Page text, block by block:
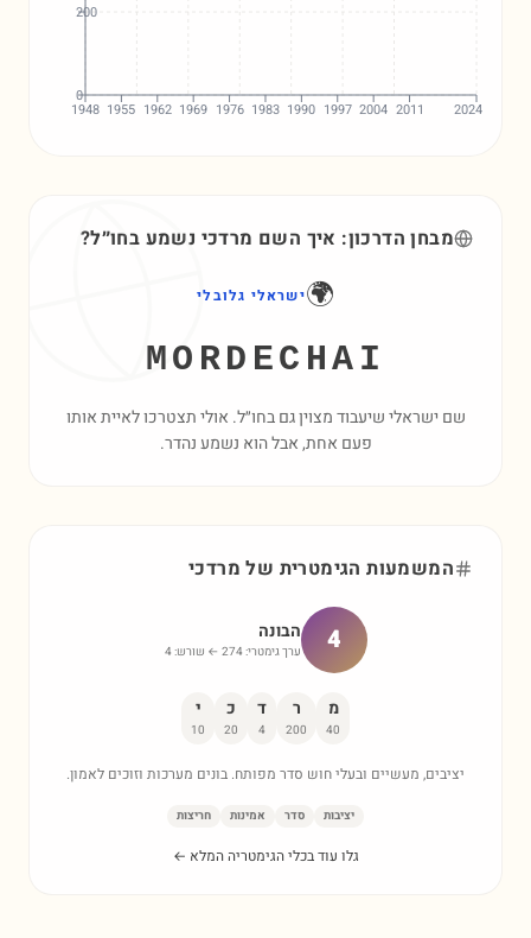
1948 1955 1962 1969 1976 1983 1990 1997 2004 2011 2024
0
200
מבחן הדרכון: איך השם מרדכי נשמע בחו״ל?
🌍ישראלי גלובלי
MORDECHAI
שם ישראלי שיעבוד מצוין גם בחו״ל. אולי תצטרכו לאיית אותו
פעם אחת, אבל הוא נשמע נהדר.
המשמעות הגימטרית של מרדכי
4 הבונה
ערך גימטרי: 274 ← שורש: 4
מ
40
ר
200
ד
4
כ
20
י
10
יציבים, מעשיים ובעלי חוש סדר מפותח. בונים מערכות וזוכים לאמון.
יציבות סדר אמינות חריצות
גלו עוד בכלי הגימטריה המלא ←